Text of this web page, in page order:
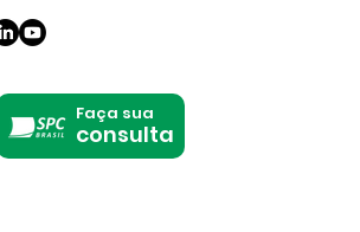
Faça sua
consulta